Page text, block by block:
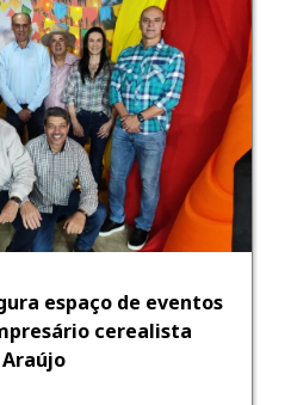
espaço de eventos
cerealista